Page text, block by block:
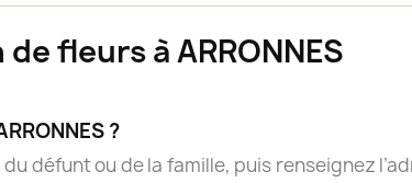
fleurs à ARRONNES
?
défunt ou de la famille, puis renseignez